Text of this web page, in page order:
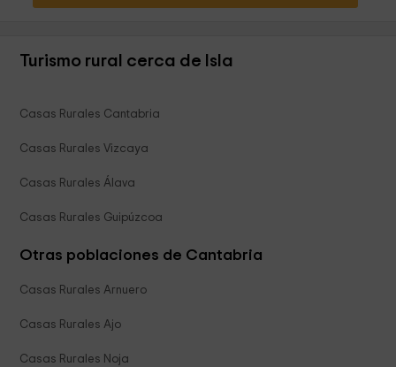
Turismo rural cerca de Isla
Casas Rurales Cantabria
Casas Rurales Vizcaya
Casas Rurales Álava
Casas Rurales Guipúzcoa
Otras poblaciones de Cantabria
Casas Rurales Arnuero
Casas Rurales Ajo
Casas Rurales Noja